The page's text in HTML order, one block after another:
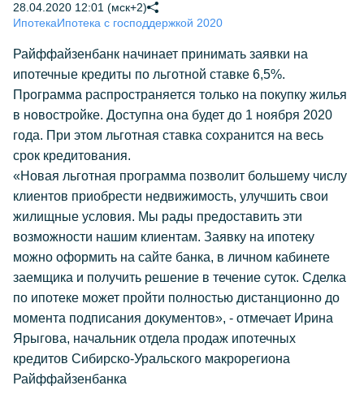
28.04.2020 12:01 (мск+2)
ИпотекаИпотека с господдержкой 2020
Райффайзенбанк начинает принимать заявки на
ипотечные кредиты по льготной ставке 6,5%.
Программа распространяется только на покупку жилья
в новостройке. Доступна она будет до 1 ноября 2020
года. При этом льготная ставка сохранится на весь
срок кредитования.
«Новая льготная программа позволит большему числу
клиентов приобрести недвижимость, улучшить свои
жилищные условия. Мы рады предоставить эти
возможности нашим клиентам. Заявку на ипотеку
можно оформить на сайте банка, в личном кабинете
заемщика и получить решение в течение суток. Сделка
по ипотеке может пройти полностью дистанционно до
момента подписания документов», - отмечает Ирина
Ярыгова, начальник отдела продаж ипотечных
кредитов Сибирско-Уральского макрорегиона
Райффайзенбанка